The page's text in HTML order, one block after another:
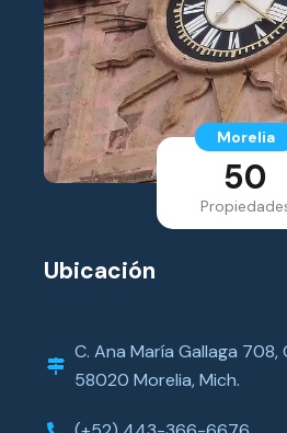
Morelia
50
Ubicación
C. Ana María Gallaga
58020 Morelia, Mich.